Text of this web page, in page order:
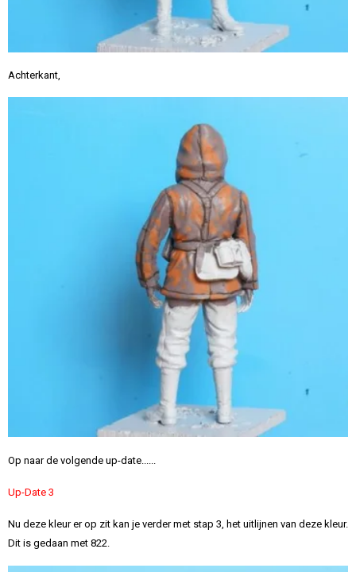
Achterkant,
Op naar de volgende up-date......
Up-Date 3
Nu deze kleur er op zit kan je verder met stap 3, het uitlijnen van deze kleur.
Dit is gedaan met 822.